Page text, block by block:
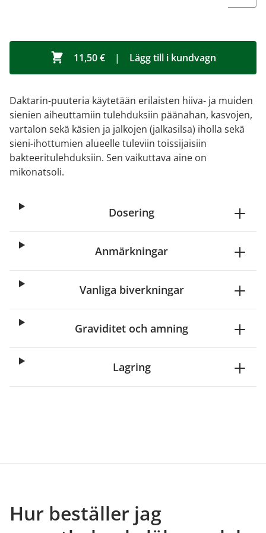
11,50 € | Lägg till i kundvagn
Daktarin-puuteria käytetään erilaisten hiiva- ja muiden
sienien aiheuttamiin tulehduksiin päänahan, kasvojen,
vartalon sekä käsien ja jalkojen (jalkasilsa) iholla sekä
sieni-ihottumien alueelle tuleviin toissijaisiin
bakteeritulehduksiin. Sen vaikuttava aine on
mikonatsoli.
Dosering
Anmärkningar
Vanliga biverkningar
Graviditet och amning
Lagring
Hur beställer jag